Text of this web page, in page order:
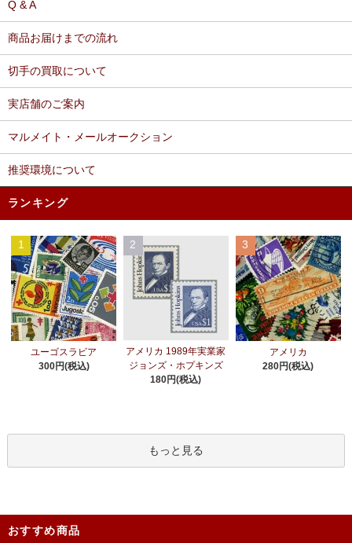
Q & A
商品お届けまでの流れ
切手の買取について
実店舗のご案内
マルメイト・メールオークション
推奨環境について
ランキング
1
ユーゴスラビア
300円(税込)
2
アメリカ 1989年実業家
ジョンズ・ホプキンズ
180円(税込)
3
アメリカ
280円(税込)
もっと見る
おすすめ商品